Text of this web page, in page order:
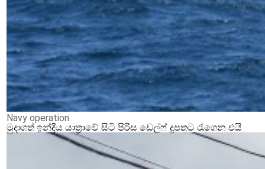
Navy operation
මුදාගත් ඉන්දීය යාත්‍රාවේ සිටි පිරිස ඩෙල්ෆ් දූපතට රැගෙන එයි